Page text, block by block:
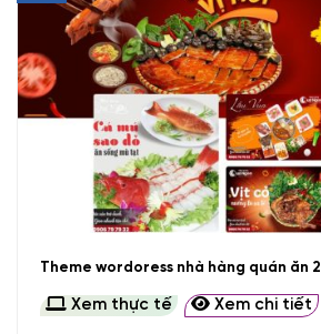
Theme wordoress nhà hàng quán ăn 2
Xem thực tế Xem chi tiết